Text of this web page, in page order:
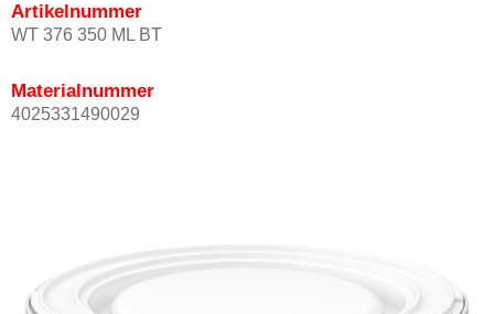
Artikelnummer
WT 376 350 ML BT
Materialnummer
4025331490029